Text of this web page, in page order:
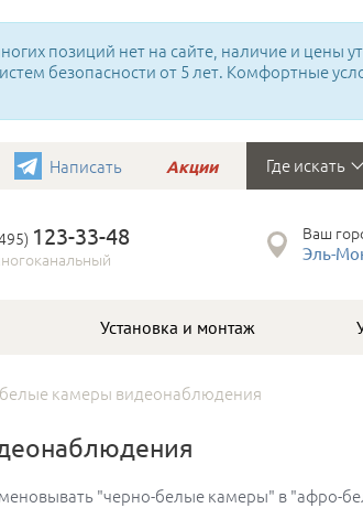
позиций нет на сайте, наличие и цены
безопасности от 5 лет. Комфортные
Написать Акции Где искать
123-33-48 Ваш
Эль-
Установка и монтаж
камеры видеонаблюдения
"черно-белые камеры" в "афро-